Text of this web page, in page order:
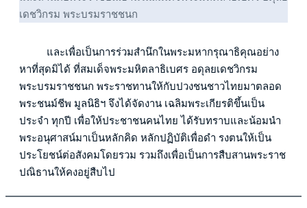
เดชวิกรม พระบรมราชชนก
หาที่สุดมิได้ ที่สมเด็จพระมหิตลาธิเบศร อดุลยเดชวิกรม
พระบรมราชชนก พระราชทานให้กับปวงชนชาวไทยมาตลอด
พระชนม์ชีพ มูลนิธิฯ จึงได้จัดงาน เฉลิมพระเกียรติขึ้นเป็น
ประจำ ทุกปี เพื่อให้ประชาชนคนไทย ได้รับทราบและน้อมนำ
พระอนุศาสน์มาเป็นหลักคิด หลักปฏิบัติเพื่อดำ รงตนให้เป็น
ประโยชน์ต่อสังคมโดยรวม รวมถึงเพื่อเป็นการสืบสานพระราช
ปณิธานให้คงอยู่สืบไป